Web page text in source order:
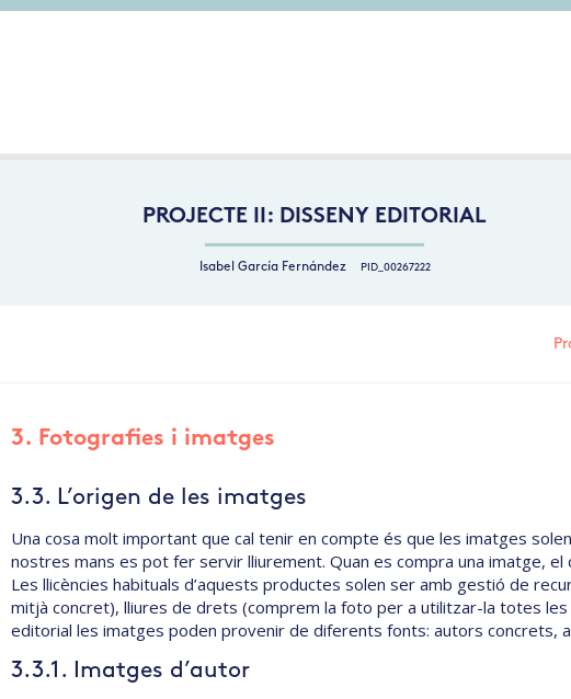
PROJECTE II: DISSENY EDITORIAL
Isabel García Fernández PID_00267222
3. Fotografies i imatges
3.3. L’origen de les imatges
Una cosa molt important que cal tenir en compte és que les imatges
nostres mans es pot fer servir lliurement. Quan es compra una imatge, el
Les llicències habituals d’aquests productes solen ser amb gestió de
mitjà concret), lliures de drets (comprem la foto per a utilitzar-la totes les
editorial les imatges poden provenir de diferents fonts: autors concrets,
3.3.1. Imatges d’autor